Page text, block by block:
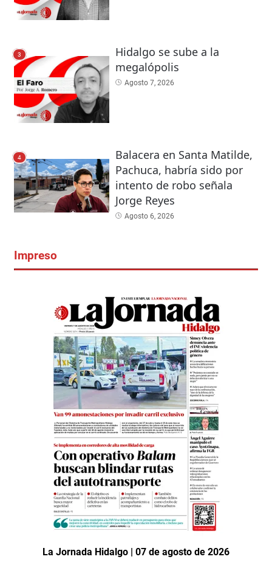
3
Hidalgo se sube a la
megalópolis
Agosto 7, 2026
4
Balacera en Santa Matilde,
Pachuca, habría sido por
intento de robo señala
Jorge Reyes
Agosto 6, 2026
Impreso
La Jornada Hidalgo | 07 de agosto de 2026